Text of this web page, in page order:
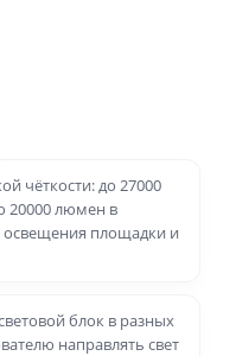
чёткости: до 27000
20000 люмен в
площадки и
блок в разных
направлять свет